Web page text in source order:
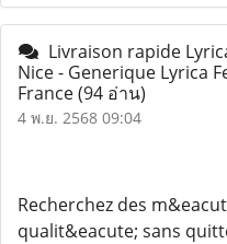
Livraison rapide
Nice - Generique Lyrica
France(94 อ่าน)
4 พ.ย. 2568 09:04
Recherchez des
qualit&eacute; sans